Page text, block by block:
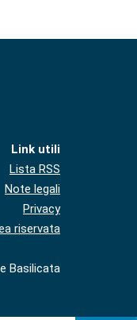
Link utili
Lista RSS
Note legali
Privacy
riservata
Basilicata